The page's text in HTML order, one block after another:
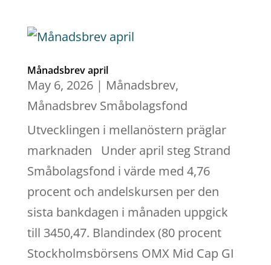
Månadsbrev april
May 6, 2026| Månadsbrev,
Månadsbrev Småbolagsfond
Utvecklingen i mellanöstern präglar
marknaden Under april steg Strand
Småbolagsfond i värde med 4,76
procent och andelskursen per den
sista bankdagen i månaden uppgick
till 3450,47. Blandindex (80 procent
Stockholmsbörsens OMX Mid Cap GI